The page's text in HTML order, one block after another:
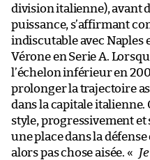
division italienne), avant
puissance, s’affirmant
indiscutable avec Naples
Vérone en Serie A.
l’échelon inférieur en
prolonger la trajectoire
dans la capitale italienne.
style, progressivement et
une place dans la
alors pas chose aisée. «